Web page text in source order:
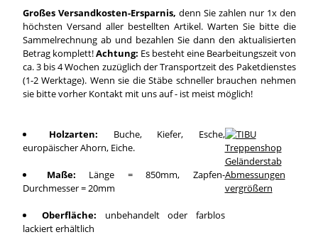
Großes Versandkosten-Ersparnis, denn Sie zahlen nur 1x den
höchsten Versand aller bestellten Artikel. Warten Sie bitte die
Sammelrechnung ab und bezahlen Sie dann den aktualisierten
Betrag komplett!Achtung: Es besteht eine Bearbeitungszeit von
ca. 3 bis 4 Wochen zuzüglich der Transportzeit des Paketdienstes
(1-2 Werktage). Wenn sie die Stäbe schneller brauchen nehmen
sie bitte vorher Kontakt mit uns auf - ist meist möglich!
Holzarten: Buche, Kiefer, Esche,
europäischer Ahorn, Eiche.
Maße: Länge = 850mm, Zapfen-
Durchmesser = 20mm
Oberfläche: unbehandelt oder farblos
lackiert erhältlich
vergrößern